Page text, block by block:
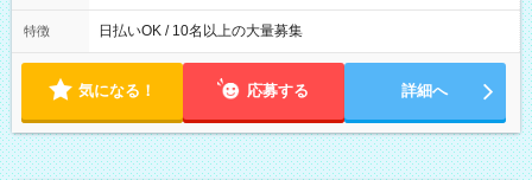
◎月残業5～10時間程度
特徴 日払いOK / 10名以上の大量募集
気になる！ 応募する 詳細へ